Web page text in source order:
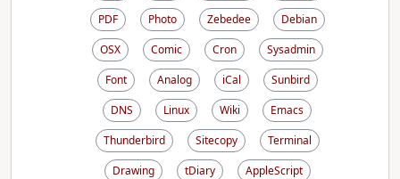
PDF
Photo Zebedee
Debian
OSX
Comic Cron
Sysadmin
Font
Analog iCal
Sunbird
DNS
Linux Wiki
Emacs
Thunderbird
Sitecopy
Terminal
Drawing
tDiary
AppleScript